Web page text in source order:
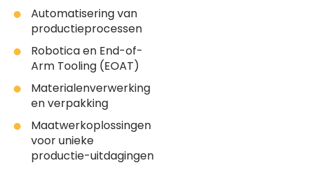
Automatisering van
productieprocessen
Robotica en End-of-
Arm Tooling (EOAT)
Materialenverwerking
en verpakking
Maatwerkoplossingen
voor unieke
productie-uitdagingen